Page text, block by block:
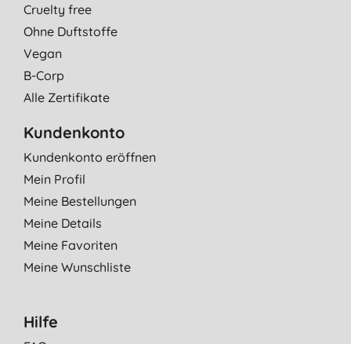
Cruelty free
Ohne Duftstoffe
Vegan
B-Corp
Alle Zertifikate
Kundenkonto
Kundenkonto eröffnen
Mein Profil
Meine Bestellungen
Meine Details
Meine Favoriten
Meine Wunschliste
Hilfe